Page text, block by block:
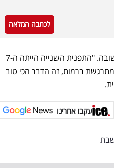
לכתבה המלאה
כזכור, בחודשים האחרונים היא שיתפה לא פעם על תהליך החזרה שלה בתשובה. "התפנית השנייה הייתה ה-7
ברמות, זה הדבר הכי טוב
עקבו אחרינו